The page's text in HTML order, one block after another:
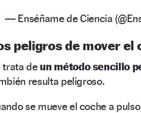
— Enséñame de Ciencia
peligros de mover el
trata de un método sencillo
resulta peligroso.
se mueve el coche a